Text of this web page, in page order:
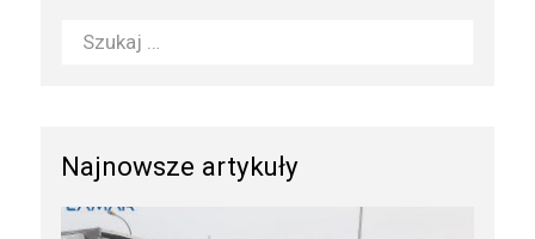
Najnowsze artykuły